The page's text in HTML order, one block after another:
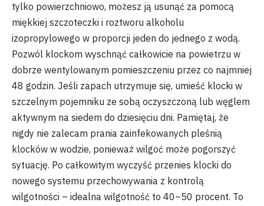
tylko powierzchniowo, możesz ją usunąć za pomocą
miękkiej szczoteczki i roztworu alkoholu
izopropylowego w proporcji jeden do jednego z wodą.
Pozwól klockom wyschnąć całkowicie na powietrzu w
dobrze wentylowanym pomieszczeniu przez co najmniej
48 godzin. Jeśli zapach utrzymuje się, umieść klocki w
szczelnym pojemniku ze sobą oczyszczoną lub węglem
aktywnym na siedem do dziesięciu dni. Pamiętaj, że
nigdy nie zalecam prania zainfekowanych pleśnią
klocków w wodzie, ponieważ wilgoć może pogorszyć
sytuację. Po całkowitym wyczyść przenies klocki do
nowego systemu przechowywania z kontrolą
wilgotności – idealna wilgotność to 40–50 procent. To